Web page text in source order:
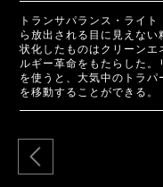
トランサパランス・ライ
ら放出される目に見えな
状化したものはクリーン
ルギー革命をもたらした
を使うと、大気中のトラ
を移動することができる。